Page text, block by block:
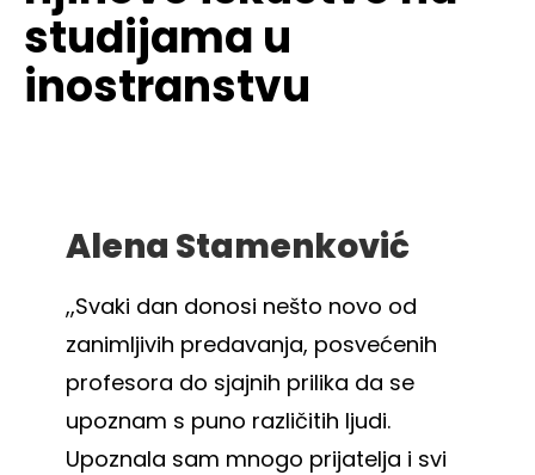
studijama u
inostranstvu
Alena Stamenković
,,Svaki dan donosi nešto novo od
zanimljivih predavanja, posvećenih
profesora do sjajnih prilika da se
upoznam s puno različitih ljudi.
Upoznala sam mnogo prijatelja i svi